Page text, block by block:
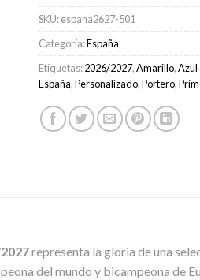
SKU:espana2627-501
Categoría:España
Etiquetas:2026/2027,Amarillo,Azul
España,Personalizado,Portero,
representa la gloria de una
del mundo y bicampeona de